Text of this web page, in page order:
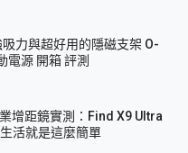
力與超好用的隱磁支架 O-
電源 開箱 評測
增距鏡實測：Find X9 Ultra
活就是這麼簡單